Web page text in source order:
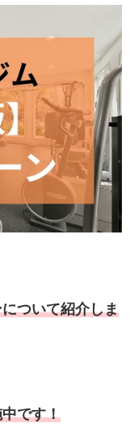
ついて紹介しま
です！